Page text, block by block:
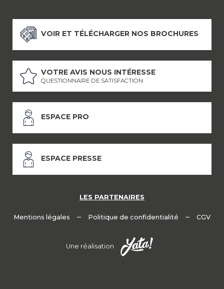
VOIR ET TÉLÉCHARGER NOS BROCHURES
VOTRE AVIS NOUS INTÉRESSE
QUESTIONNAIRE DE SATISFACTION
ESPACE PRO
ESPACE PRESSE
LES PARTENAIRES
Mentions légales – Politique de confidentialité – CGV
Une réalisation